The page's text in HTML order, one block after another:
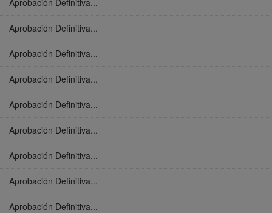
Aprobación Definitiva...
Aprobación Definitiva...
Aprobación Definitiva...
Aprobación Definitiva...
Aprobación Definitiva...
Aprobación Definitiva...
Aprobación Definitiva...
Aprobación Definitiva...
Aprobación Definitiva...